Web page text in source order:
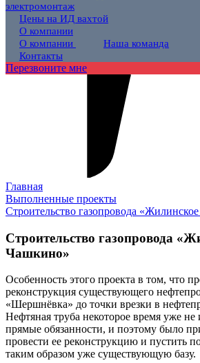
электромонтаж
Цены на ИД вахтой
О компании
О компании
Наша команда
Контакты
Перезвоните мне
Главная
Выполненные проекты
Строительство газопровода
Строительство газопровода
Чашкино»
Особенность этого проекта в том, что
реконструкция существующего
«Шершнёвка» до точки врезки в
Нефтяная труба некоторое время уже не
прямые обязанности, и поэтому было
провести ее реконструкцию и пустить
таким образом уже существующую базу.